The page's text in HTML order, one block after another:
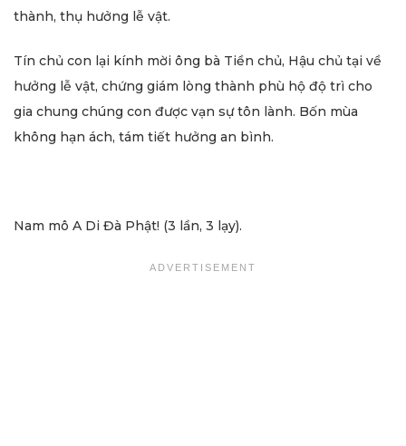
thành, thụ hưởng lễ vật.
Tín chủ con lại kính mời ông bà Tiền chủ, Hậu chủ tại về
hưởng lễ vật, chứng giám lòng thành phù hộ độ trì cho
gia chung chúng con được vạn sự tôn lành. Bốn mùa
không hạn ách, tám tiết hưởng an bình.
Nam mô A Di Đà Phật! (3 lần, 3 lạy).